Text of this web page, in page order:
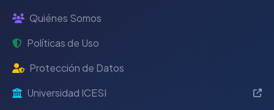
Quiénes Somos
Políticas de Uso
Protección de Datos
Universidad ICESI